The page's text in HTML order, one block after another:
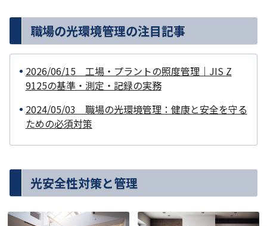
職場の光環境管理の注目記事
2026/06/15 工場・プラントの照度管理｜JIS Z
9125の基準・測定・記録の実務
2024/05/03 職場の光環境管理：健康と安全を守る
ための必須対策
光安全性対策と管理